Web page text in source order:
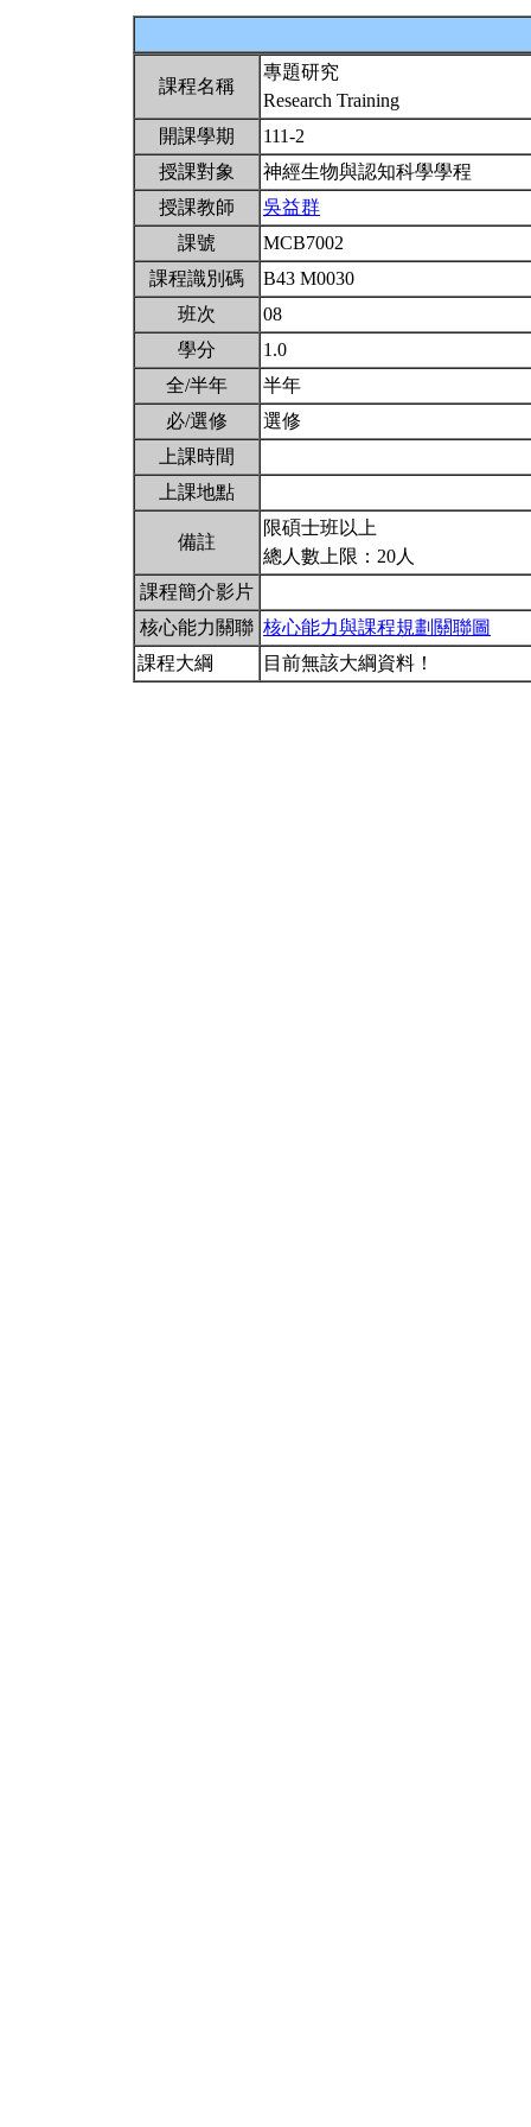
課程名稱
專題研究
Research Training
開課學期
111-2
授課對象
神經生物與認知科學學程
授課教師
吳益群
課號
MCB7002
課程識別碼
B43 M0030
班次
08
學分
1.0
全/半年
半年
必/選修
選修
上課時間
上課地點
備註
限碩士班以上
總人數上限：20人
課程簡介影片
核心能力關聯 核心能力與課程規劃關聯圖
課程大綱
目前無該大綱資料！